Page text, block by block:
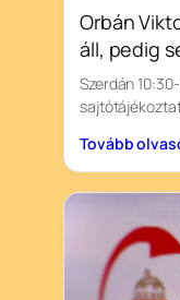
Orbán
áll, pedig
Szerdán
Tovább